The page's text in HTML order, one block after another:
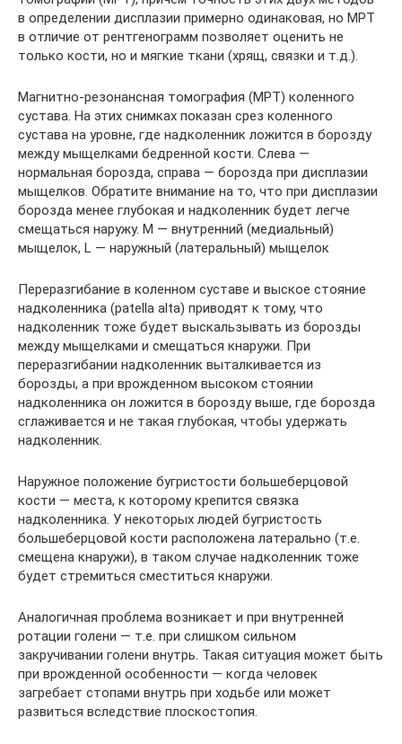
в определении дисплазии примерно одинаковая, но МРТ
в отличие от рентгенограмм позволяет оценить не
только кости, но и мягкие ткани (хрящ, связки и т.д.).
Магнитно-резонансная томография (МРТ) коленного
сустава. На этих снимках показан срез коленного
сустава на уровне, где надколенник ложится в борозду
между мыщелками бедренной кости. Слева —
нормальная борозда, справа — борозда при дисплазии
мыщелков. Обратите внимание на то, что при дисплазии
борозда менее глубокая и надколенник будет легче
смещаться наружу. M — внутренний (медиальный)
мыщелок, L — наружный (латеральный) мыщелок
Переразгибание в коленном суставе и выское стояние
надколенника (patella alta) приводят к тому, что
надколенник тоже будет выскальзывать из борозды
между мыщелками и смещаться кнаружи. При
переразгибании надколенник выталкивается из
борозды, а при врожденном высоком стоянии
надколенника он ложится в борозду выше, где борозда
сглаживается и не такая глубокая, чтобы удержать
надколенник.
Наружное положение бугристости большеберцовой
кости — места, к которому крепится связка
надколенника. У некоторых людей бугристость
большеберцовой кости расположена латерально (т.е.
смещена кнаружи), в таком случае надколенник тоже
будет стремиться сместиться кнаружи.
Аналогичная проблема возникает и при внутренней
ротации голени — т.е. при слишком сильном
закручивании голени внутрь. Такая ситуация может быть
при врожденной особенности — когда человек
загребает стопами внутрь при ходьбе или может
развиться вследствие плоскостопия.